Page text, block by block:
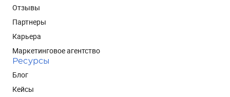
Отзывы
Партнеры
Карьера
Маркетинговое агентство
Ресурсы
Блог
Кейсы